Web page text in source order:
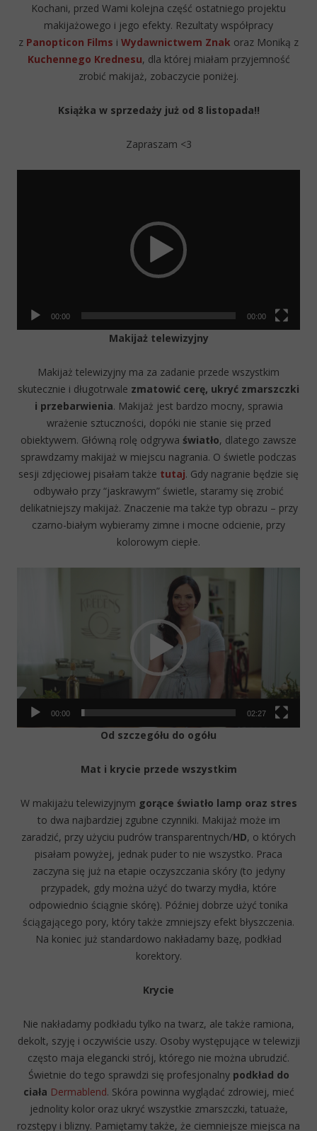
Kochani, przed Wami kolejna część ostatniego projektu
makijażowego i jego efekty. Rezultaty współpracy
z Panopticon Films i Wydawnictwem Znak oraz Moniką z
Kuchennego Krednesu, dla której miałam przyjemność
zrobić makijaż, zobaczycie poniżej.
Książka w sprzedaży już od 8 listopada!!
Zapraszam <3
00:00 00:00
Makijaż telewizyjny
Makijaż telewizyjny ma za zadanie przede wszystkim
skutecznie i długotrwale zmatowić cerę, ukryć zmarszczki
i przebarwienia. Makijaż jest bardzo mocny, sprawia
wrażenie sztuczności, dopóki nie stanie się przed
obiektywem. Główną rolę odgrywa światło, dlatego zawsze
sprawdzamy makijaż w miejscu nagrania. O świetle podczas
sesji zdjęciowej pisałam także tutaj. Gdy nagranie będzie się
odbywało przy “jaskrawym” świetle, staramy się zrobić
delikatniejszy makijaż. Znaczenie ma także typ obrazu – przy
czarno-białym wybieramy zimne i mocne odcienie, przy
kolorowym ciepłe.
00:00 02:27
Od szczegółu do ogółu
Mat i krycie przede wszystkim
W makijażu telewizyjnym gorące światło lamp oraz stres
to dwa najbardziej zgubne czynniki. Makijaż może im
zaradzić, przy użyciu pudrów transparentnych/HD, o których
pisałam powyżej, jednak puder to nie wszystko. Praca
zaczyna się już na etapie oczyszczania skóry (to jedyny
przypadek, gdy można użyć do twarzy mydła, które
odpowiednio ściągnie skórę). Później dobrze użyć tonika
ściągającego pory, który także zmniejszy efekt błyszczenia.
Na koniec już standardowo nakładamy bazę, podkład
korektory.
Krycie
Nie nakładamy podkładu tylko na twarz, ale także ramiona,
dekolt, szyję i oczywiście uszy. Osoby występujące w telewizji
często maja elegancki strój, którego nie można ubrudzić.
Świetnie do tego sprawdzi się profesjonalny podkład do
ciała Dermablend. Skóra powinna wyglądać zdrowiej, mieć
jednolity kolor oraz ukryć wszystkie zmarszczki, tatuaże,
rozstępy i blizny. Pamiętamy także, że ciemniejsze miejsca na